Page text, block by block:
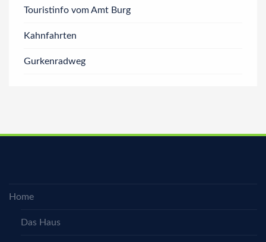
Touristinfo vom Amt Burg
Kahnfahrten
Gurkenradweg
Home
Das Haus